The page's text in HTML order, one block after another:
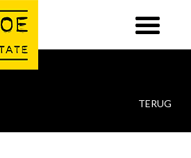
TERUG